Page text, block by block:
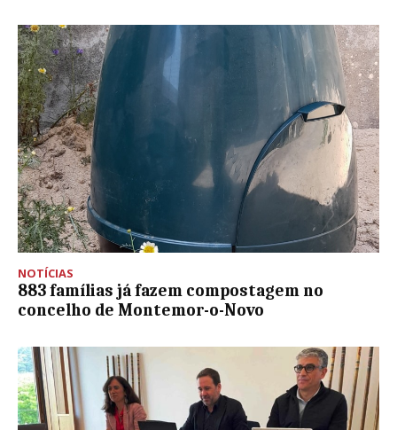
NOTÍCIAS
883 famílias já fazem compostagem no
concelho de Montemor-o-Novo